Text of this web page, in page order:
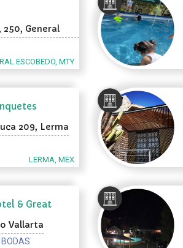
250, General
ESCOBEDO, MTY
209, Lerma
LERMA, MEX
& Great
Vallarta